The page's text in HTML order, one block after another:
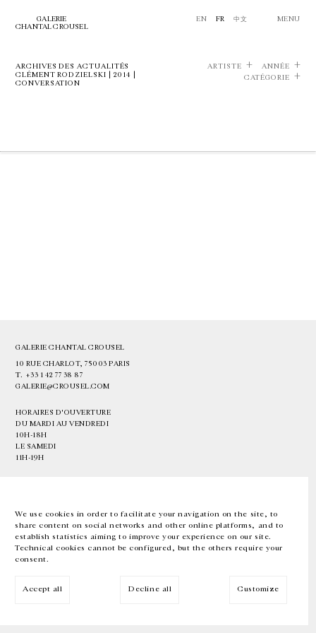
We use cookies in order to facilitate your navigation on the site, to
share content on social networks and other online platforms, and to
establish statistics aiming to improve your experience on our site.
Technical cookies cannot be configured, but the others require your
consent.
Accept all Decline all Customize
GALERIE
CHANTAL CROUSEL
EN FR 中文 MENU
ARCHIVES DES ACTUALITÉS
CLÉMENT RODZIELSKI | 2014 |
CONVERSATION
ARTISTE
ANNÉE
CATÉGORIE
GALERIE CHANTAL CROUSEL
10 RUE CHARLOT, 75003 PARIS
T. +33 1 42 77 38 87
GALERIE@CROUSEL.COM
HORAIRES D'OUVERTURE
DU MARDI AU VENDREDI
10H-18H
LE SAMEDI
11H-19H
EN FR 中文 Facebook Instagram
Inscrivez-vous à notre newsletter